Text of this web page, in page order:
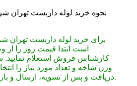
نحوه خرید لوله داربست تهران
برای خرید لوله داربست تهران
است ابتدا قیمت روز را از
کارشناس فروش استعلام
وزن شاخه و تعداد مورد نیاز را
دریافت و پس از تسویه، ارسال و بارگیری را هماهنگ کنید.